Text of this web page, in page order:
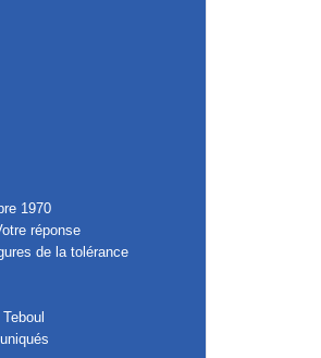
1970
réponse
de la tolérance